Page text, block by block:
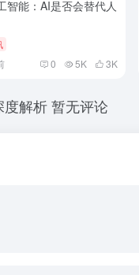
智能：AI是否会替代人
0 5K 3K
度解析暂无评论